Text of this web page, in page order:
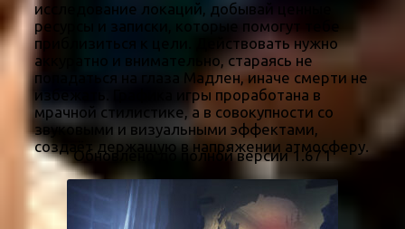
исследование локаций, добывай ценные
ресурсы и записки, которые помогут тебе
приблизиться к цели. Действовать нужно
аккуратно и внимательно, стараясь не
попадаться на глаза Мадлен, иначе смерти не
избежать. Графика игры проработана в
мрачной стилистике, а в совокупности со
звуковыми и визуальными эффектами,
создаёт держащую в напряжении атмосферу.
Обновлено до полной версии 1.671